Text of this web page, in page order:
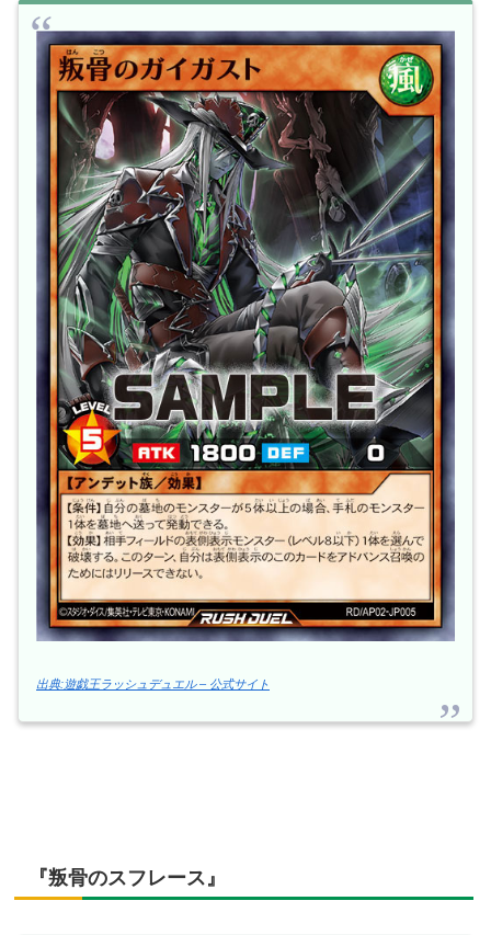
出典:遊戯王ラッシュデュエル – 公式サイト
『叛骨のスフレース』